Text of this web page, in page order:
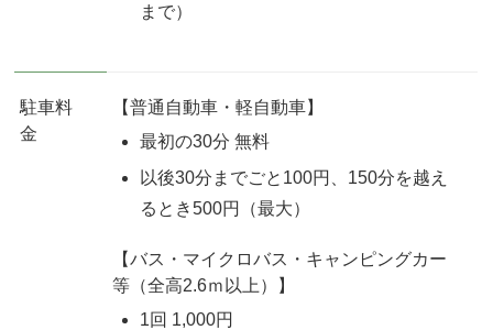
まで）
駐車料
金
【普通自動車・軽自動車】
最初の30分 無料
以後30分までごと100円、150分を越え
るとき500円（最大）
【バス・マイクロバス・キャンピングカー
等（全高2.6ｍ以上）】
1回 1,000円